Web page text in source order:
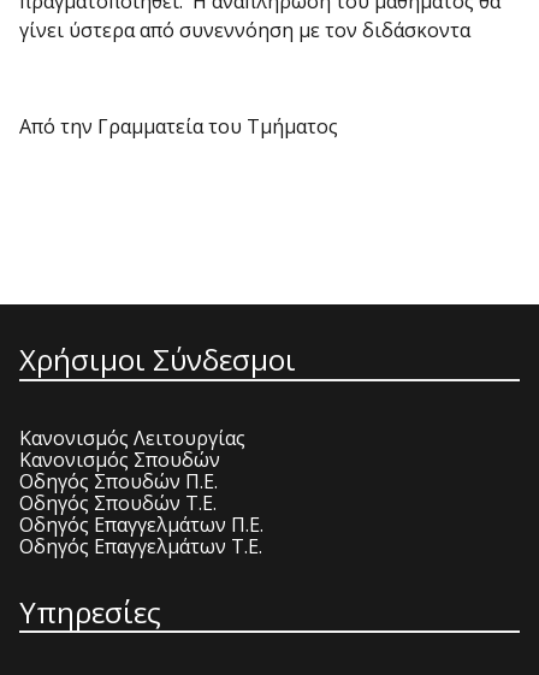
γίνει ύστερα από συνεννόηση με τον διδάσκοντα
Από την Γραμματεία του Τμήματος
Χρήσιμοι Σύνδεσμοι
Κανονισμός Λειτουργίας
Κανονισμός Σπουδών
Οδηγός Σπουδών Π.Ε.
Οδηγός Σπουδών Τ.Ε.
Οδηγός Επαγγελμάτων Π.Ε.
Οδηγός Επαγγελμάτων Τ.Ε.
Υπηρεσίες